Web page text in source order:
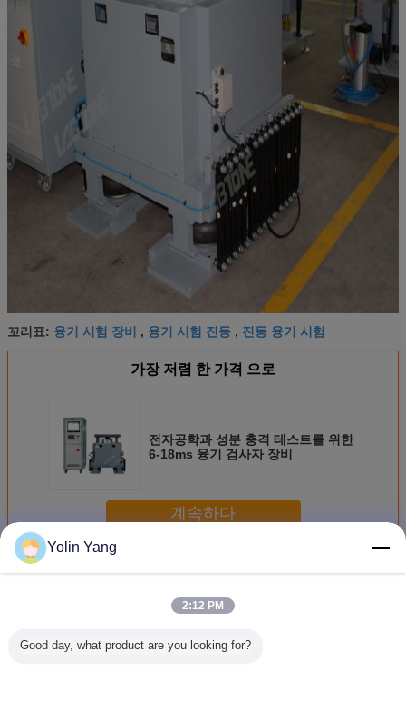
꼬리표: 융기 시험 장비 , 융기 시험 진동 , 진동 융기 시험
가장 저렴 한 가격 으로
전자공학과 성분 충격 테스트를 위한
6-18ms 융기 검사자 장비
계속하다
더 많은 것
Yolin Yang
2:12 PM
Good day, what product are you looking for?